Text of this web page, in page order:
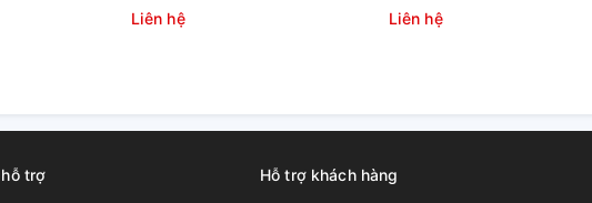
FVFC100AV1/RZFC100AV19
Liên hệ
FVFC85AV1/RZFC85AV19
Liên hệ
trợ
Hỗ trợ khách hàng